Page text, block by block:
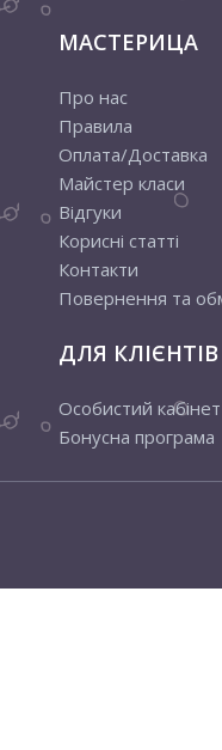
МАСТЕРИЦА
Про нас
Правила
Оплата/Доставка
Майстер класи
Відгуки
Корисні статті
Контакти
Повернення та
ДЛЯ КЛІЄНТІВ
Особистий кабінет
Бонусна програма